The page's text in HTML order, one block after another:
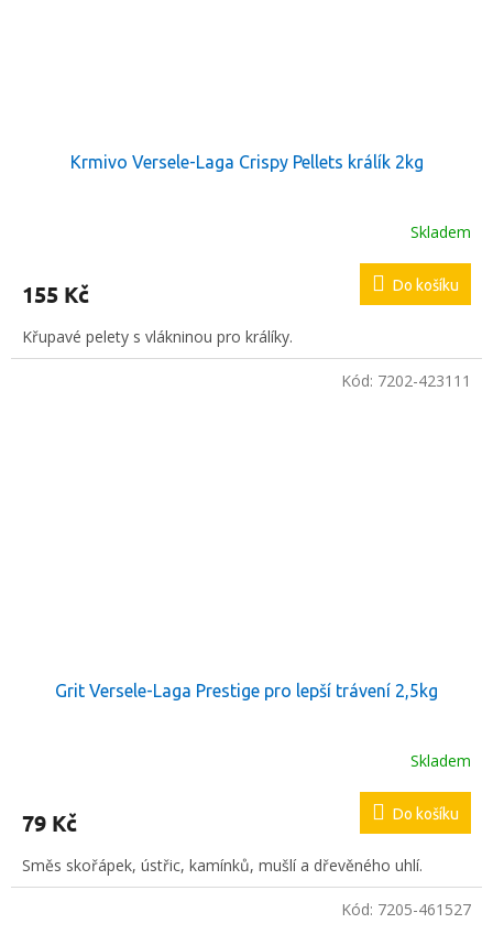
Krmivo Versele-Laga Crispy Pellets králík 2kg
Skladem
155 Kč Do košíku
Křupavé pelety s vlákninou pro králíky.
Grit Versele-Laga Prestige pro lepší trávení 2,5kg
Skladem
79 Kč Do košíku
Směs skořápek, ústřic, kamínků, mušlí a dřevěného uhlí.
Kód: 7202-423111
Kód: 7205-461527